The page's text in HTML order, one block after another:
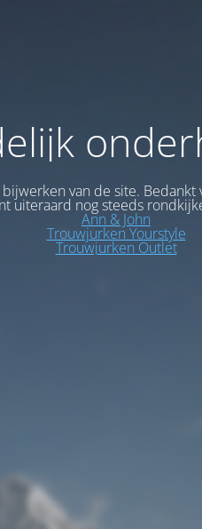
van de site.
uiteraard nog steeds
Ann & John
Trouwjurken Yourstyle
Trouwjurken Outlet